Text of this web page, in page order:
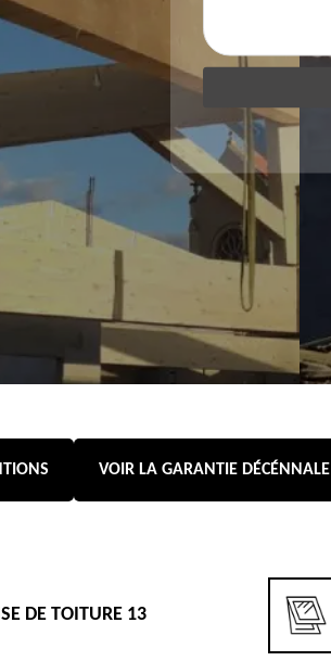
VOIR LA GARANTIE DÉCÉNNALE
DE TOITURE 13